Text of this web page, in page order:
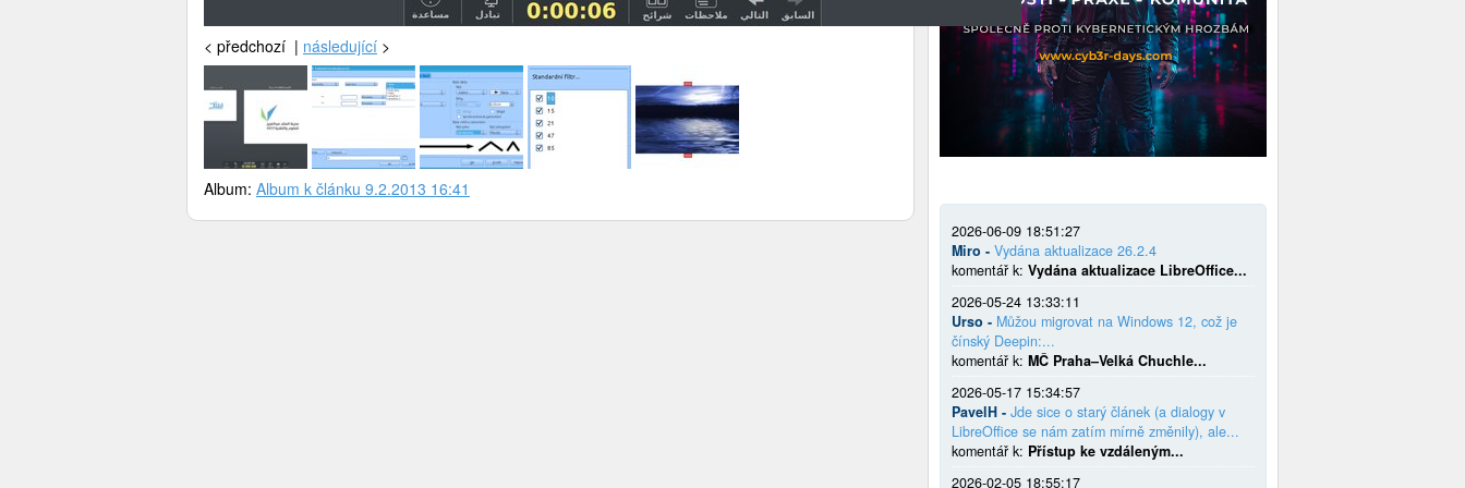
< předchozí | následující >
Album: Album k článku 9.2.2013 16:41
2026-06-09 18:51:27
Miro - Vydána aktualizace 26.2.4
komentář k: Vydána aktualizace LibreOffice...
2026-05-24 13:33:11
Urso - Můžou migrovat na Windows 12, což je
čínský Deepin:...
komentář k: MČ Praha–Velká Chuchle...
2026-05-17 15:34:57
PavelH - Jde sice o starý článek (a dialogy v
LibreOffice se nám zatím mírně změnily), ale...
komentář k: Přístup ke vzdáleným...
2026-02-05 18:55:17